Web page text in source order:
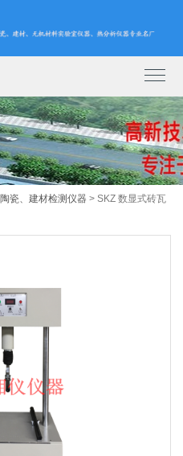
陶瓷、建材检测仪器 > SKZ 数显式砖瓦